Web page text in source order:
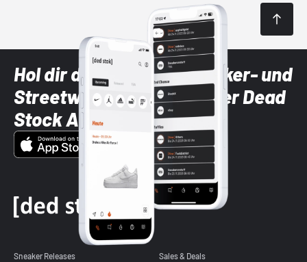
Hol dir die neuesten Sneaker- und
Streetwear-Brands mit der Dead
Stock App
Sneaker Releases Sales & Deals